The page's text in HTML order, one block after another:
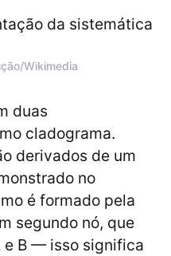
Wikimedia
duas
cladograma.
derivados de um
no
é formado pela
segundo nó, que
e B — isso significa